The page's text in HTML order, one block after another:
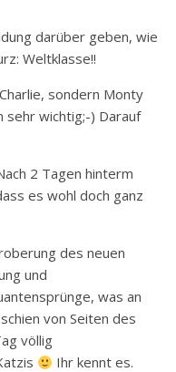
darüber geben, wie
Weltklasse!!
sondern Monty
sehr wichtig;-) Darauf
2 Tagen hinterm
es wohl doch ganz
des neuen
und
was an
von Seiten des
völlig
Ihr kennt es.